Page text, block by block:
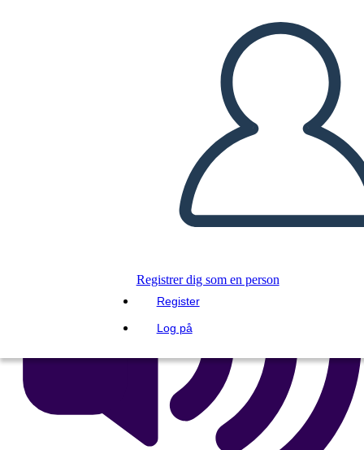
Registrer dig som en person
Register
Log på
Kopier dette storyboard
LAVE ET STORYBOARD
AFSPIL DIASSHOW
LÆS FOR MIG